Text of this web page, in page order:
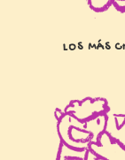
LOS MÁS